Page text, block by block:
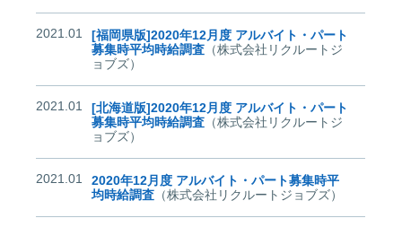
2021.01
[福岡県版]2020年12月度 アルバイト・パート
募集時平均時給調査 （株式会社リクルートジ
ョブズ）
2021.01
[北海道版]2020年12月度 アルバイト・パート
募集時平均時給調査 （株式会社リクルートジ
ョブズ）
2021.01
2020年12月度 アルバイト・パート募集時平
均時給調査 （株式会社リクルートジョブズ）